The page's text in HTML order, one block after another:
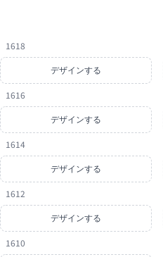
1618
デザインする
1616
デザインする
1614
デザインする
1612
デザインする
1610